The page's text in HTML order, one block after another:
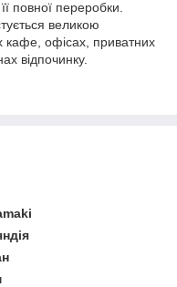
повної переробки.
великою
кафе, офісах, приватних
відпочинку.